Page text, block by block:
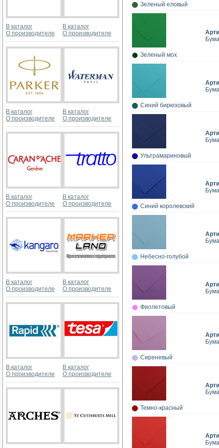
В каталог
О производителе
В каталог
О производителе
В каталог
О производителе
В каталог
О производителе
В каталог
О производителе
В каталог
О производителе
В каталог
О производителе
В каталог
О производителе
В каталог
О производителе
В каталог
О производителе
Зеленый еловый
Зеленый мох
Синий бирюзовый
Ультрамариновый
Синий королевский
Небесно-голубой
Фиолетовый
Сиреневый
Темно-красный